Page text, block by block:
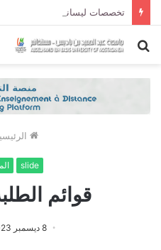
بحث
slide
قوائم
8 ديسمبر 2023